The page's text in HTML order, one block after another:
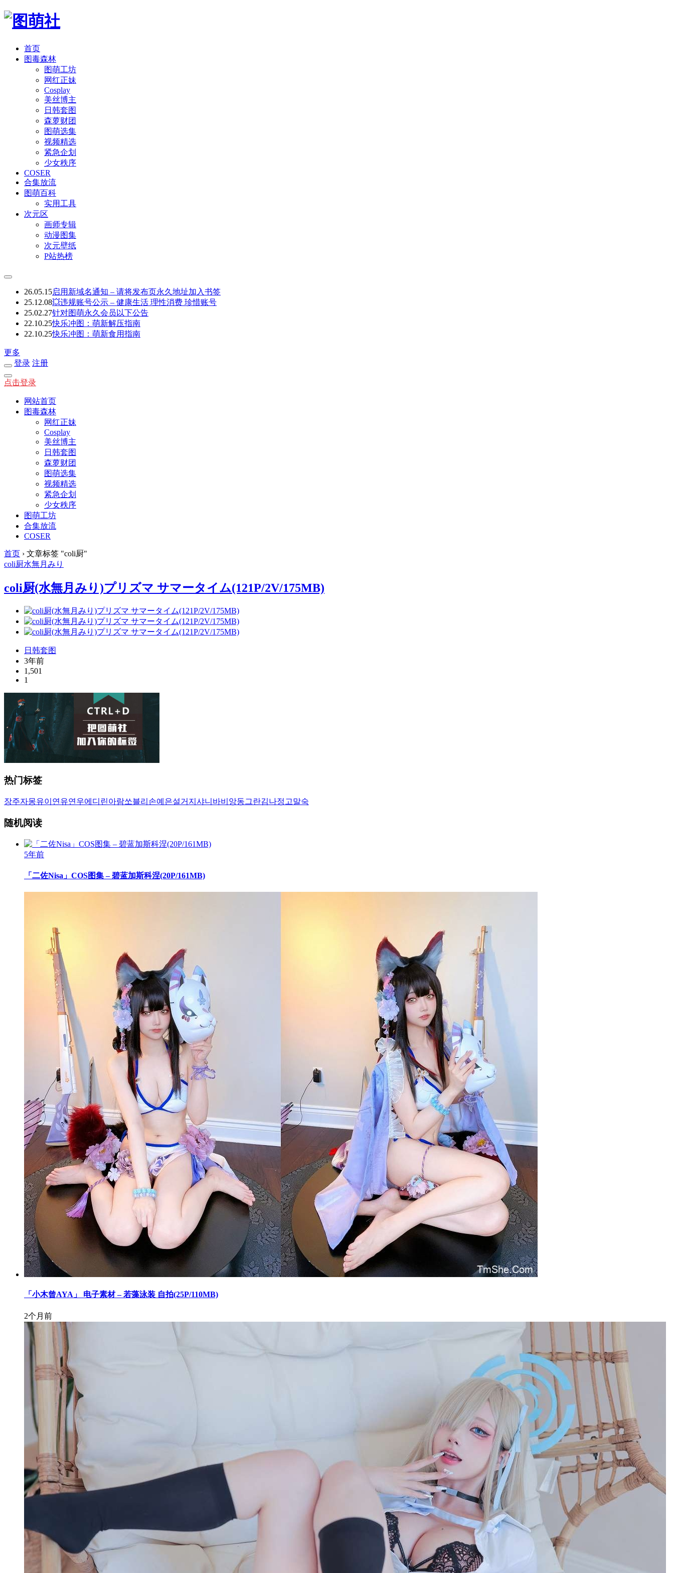
首页
图毒森林
图萌工坊
网红正妹
Cosplay
美丝博主
日韩套图
森萝财团
图萌选集
视频精选
紧急企划
少女秩序
COSER
合集放流
图萌百科
实用工具
次元区
画师专辑
动漫图集
次元壁纸
P站热榜
26.05.15启用新域名通知 – 请将发布页永久地址加入书签
25.12.08💥违规账号公示 – 健康生活 理性消费 珍惜账号
25.02.27针对图萌永久会员以下公告
22.10.25快乐冲图：萌新解压指南
22.10.25快乐冲图：萌新食用指南
更多
登录 注册
点击登录
网站首页
图毒森林
网红正妹
Cosplay
美丝博主
日韩套图
森萝财团
图萌选集
视频精选
紧急企划
少女秩序
图萌工坊
合集放流
COSER
首页 › 文章标签 "coli厨"
coli厨水無月みり
coli厨(水無月みり)プリズマ サマータイム(121P/2V/175MB)
日韩套图
3年前
1,501
1
热门标签
장주자몽유이 연유연우에디린아람쏘블리 손예은설거지 샤니 바비앙동그란김나정 고말숙
随机阅读
5年前
「二佐Nisa」COS图集 – 碧蓝加斯科涅(20P/161MB)
「小木曾AYA」 电子素材 – 若藻泳装 自拍(25P/110MB)
2个月前